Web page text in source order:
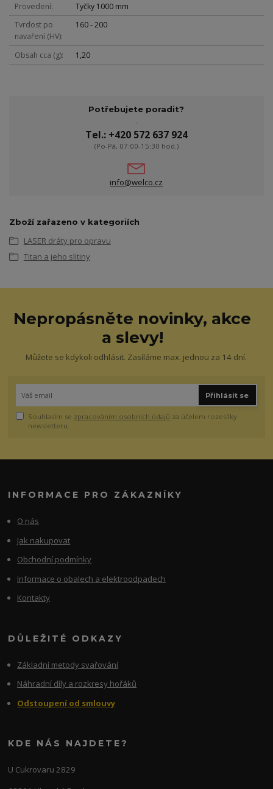
Provedení
Tyčky 1000 mm
Tvrdost po
navaření (HV)
160 - 200
Obsah cca (g) 1,20
Potřebujete poradit?
Tel.: +420 572 637 924
(Po-Pá, 07:00-15:30 hod.)
info@welco.cz
Zboží zařazeno v kategoriích
LASER dráty pro opravu
Titan a jeho slitiny
Nepropásněte novinky, akce
a slevy!
Můžete se kdykoli odhlásit. Zasíláme max. jednou za 14 dní.
Přihlásit se
Souhlasím se zpracováním osobních údajů za účelem rozesílky
newsletteru.
INFORMACE PRO ZÁKAZNÍKY
O nás
Jak nakupovat
Obchodní podmínky
Informace o obalech a elektroodpadech
Kontakty
DŮLEŽITÉ ODKAZY
Základní metody svařování
Náhradní díly a rozkresy hořáků
Odstoupení od smlouvy
KDE NÁS NAJDETE?
U Cukrovaru 2829